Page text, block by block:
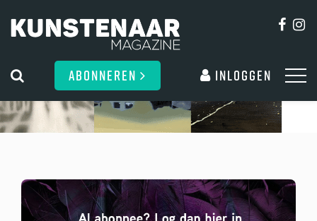
ABONNEREN Inloggen